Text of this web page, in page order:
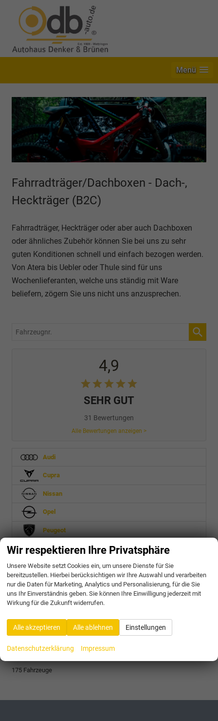
Menü
Fahrradträger/Dachboxen - Dach-,
Heckträger (B2C)
Fahrradträger, Heckträger oder aber auch Dachboxen
oder ähnliches Zubehör können Sie bei uns zu sehr
guten Konditionen schnell und einfach bezogen werden.
Von Atera bis Uebler oder Thule sind für uns
Wochenlieferanten, welche uns ständig mit Ware
beliefern, zögern Sie uns nicht uns anzusprechen.
Fahrzeugnr.
4,9
SEHR GUT
31 Bewertungen
Alle Bewertungen anzeigen >
Audi
Cupra
Nissan
Opel
Peugeot
Seat
Skoda
Toyota
Volkswagen
Geparkte Fahrzeuge (0 )
Anmelden
175 Fahrzeuge
Wir respektieren Ihre Privatsphäre
Unsere Website setzt Cookies ein, um unsere Dienste für Sie
bereitzustellen. Hierbei berücksichtigen wir Ihre Auswahl und verarbeiten
nur die Daten für Marketing, Analytics und Personalisierung, für die Sie
uns Ihr Einverständnis geben. Sie können Ihre Einwilligung jederzeit mit
Wirkung für die Zukunft widerrufen.
Alle akzeptieren Alle ablehnen Einstellungen
Datenschutzerklärung Impressum